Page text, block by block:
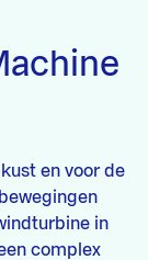
en voor de
in
complex